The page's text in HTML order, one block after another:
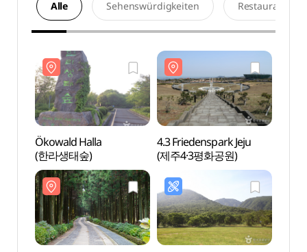
Alle Sehenswürdigkeiten Restaurants
Ökowald Halla
(한라생태숲)
4.3 Friedenspark Jeju
(제주4·3평화공원)